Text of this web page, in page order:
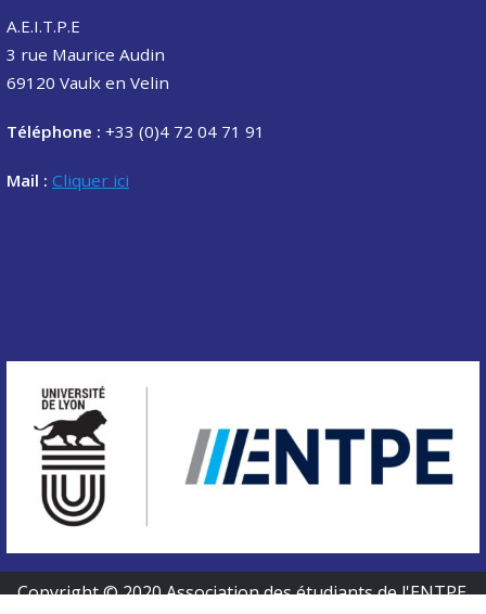
A.E.I.T.P.E
3 rue Maurice Audin
69120 Vaulx en Velin
Téléphone : +33 (0)4 72 04 71 91
Mail : Cliquer ici
Copyright © 2020 Association des étudiants de l'ENTPE.